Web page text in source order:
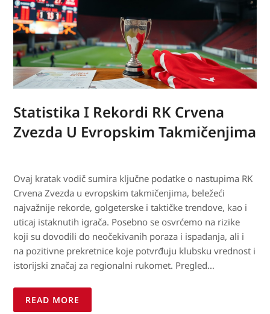
Statistika I Rekordi RK Crvena
Zvezda U Evropskim Takmičenjima
Ovaj kratak vodič sumira ključne podatke o nastupima RK
Crvena Zvezda u evropskim takmičenjima, beležeći
najvažnije rekorde, golgeterske i taktičke trendove, kao i
uticaj istaknutih igrača. Posebno se osvrćemo na rizike
koji su dovodili do neočekivanih poraza i ispadanja, ali i
na pozitivne prekretnice koje potvrđuju klubsku vrednost i
istorijski značaj za regionalni rukomet. Pregled…
READ MORE